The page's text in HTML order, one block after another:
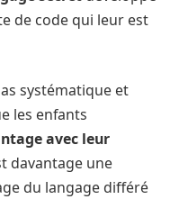
de code qui leur est
systématique et
les enfants
avec leur
davantage une
du langage différé